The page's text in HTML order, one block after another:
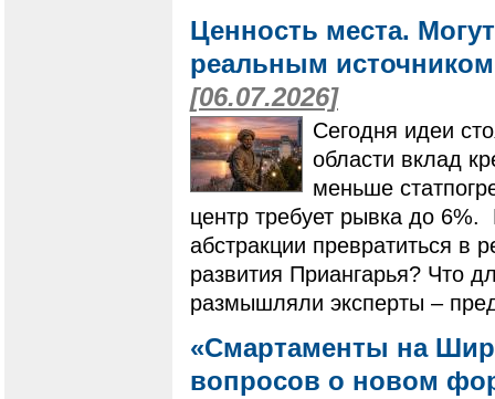
Ценность места.
реальным
[06.07.2026]
Сегодня идеи
области вклад
меньше
центр требует рывка до 6%.
абстракции превратиться в
развития Приангарья? Что
размышляли эксперты –
«Смартаменты на
вопросов о новом